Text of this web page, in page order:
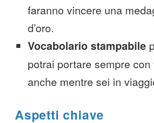
faranno vincere una
d’oro.
Vocabolario stampabile
potrai portare sempre
anche mentre sei in
Aspetti chiave